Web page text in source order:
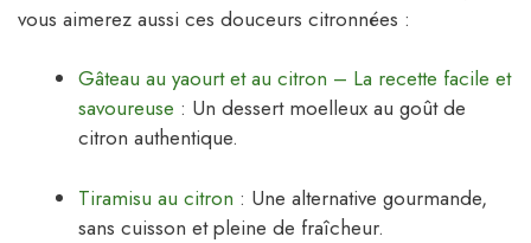
vous aimerez aussi ces douceurs citronnées :
Gâteau au yaourt et au citron – La recette facile et
savoureuse : Un dessert moelleux au goût de
citron authentique.
Tiramisu au citron : Une alternative gourmande,
sans cuisson et pleine de fraîcheur.